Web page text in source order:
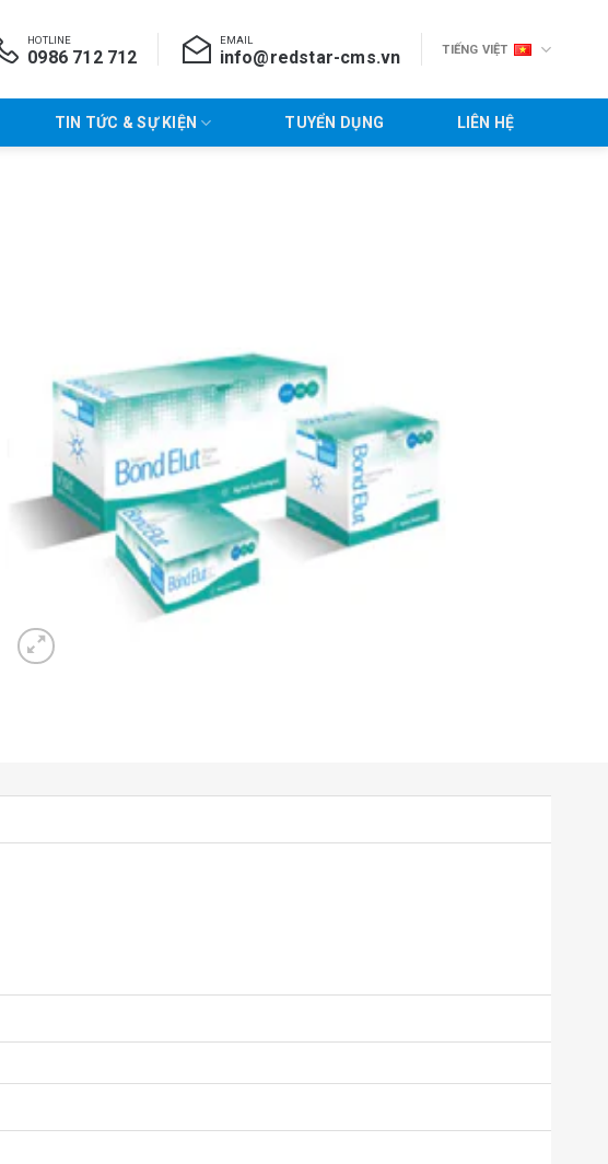
HOTLINE
0986 712 712
EMAIL
info@redstar-cms.vn TIẾNG VIỆT
TIN TỨC & SỰ KIỆN TUYỂN DỤNG LIÊN HỆ